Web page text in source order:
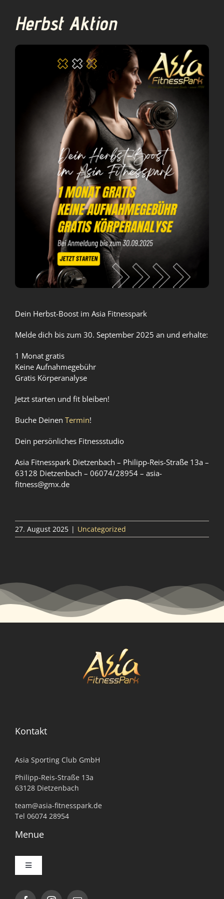
Team
News
Herbst Aktion
Dein Herbst-Boost im Asia Fitnesspark
Melde dich bis zum 30. September 2025 an und erhalte:
1 Monat gratis
Keine Aufnahmegebühr
Gratis Körperanalyse
Jetzt starten und fit bleiben!
Buche Deinen Termin!
Dein persönliches Fitnessstudio
Asia Fitnesspark Dietzenbach – Philipp-Reis-Straße 13a –
63128 Dietzenbach – 06074/28954 – asia-
fitness@gmx.de
27. August 2025 | Uncategorized
Kontakt
Asia Sporting Club GmbH
Philipp-Reis-Straße 13a
63128 Dietzenbach
team@asia-fitnesspark.de
Tel 06074 28954
Menue
Toggle
Impressum